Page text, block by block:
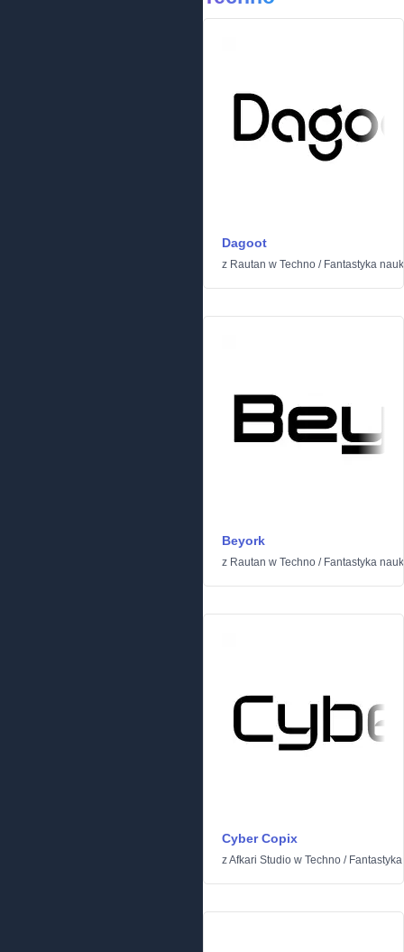
Dagoot
z Rautan w Techno / Fantastyka
Beyork
z Rautan w Techno / Fantastyka
Cyber Copix
zAfkari Studio w Techno /